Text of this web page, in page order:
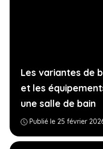
Les variantes de
et les
une salle de bain
Publié le 25 février